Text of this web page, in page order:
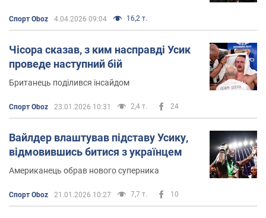
Спорт Oboz 4.04.2026 09:04 16,2 т.
Чісора сказав, з ким насправді Усик
проведе наступний бій
Британець поділився інсайдом
Спорт Oboz 23.01.2026 10:31 2,4 т. 24
Вайлдер влаштував підставу Усику,
відмовившись битися з українцем
Американець обрав нового суперника
Спорт Oboz 21.01.2026 10:27 7,7 т. 10